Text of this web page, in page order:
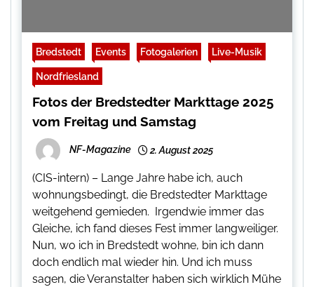
Bredstedt Events Fotogalerien Live-Musik
Nordfriesland
Fotos der Bredstedter Markttage 2025
vom Freitag und Samstag
NF-Magazine 2. August 2025
(CIS-intern) – Lange Jahre habe ich, auch
wohnungsbedingt, die Bredstedter Markttage
weitgehend gemieden. Irgendwie immer das
Gleiche, ich fand dieses Fest immer langweiliger.
Nun, wo ich in Bredstedt wohne, bin ich dann
doch endlich mal wieder hin. Und ich muss
sagen, die Veranstalter haben sich wirklich Mühe